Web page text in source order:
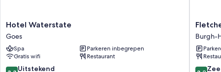
Hotel
Waterstate
Goes
Hotel Waterstate
Goes
Spa
Parkeren inbegrepen
Gratis wifi
Restaurant
8.8 Uitstekend
Fletcher
Burgh
Burgh-
Burgh-
8.2